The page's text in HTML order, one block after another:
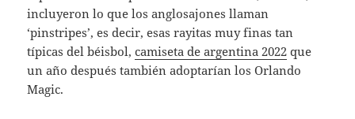
incluyeron lo que los anglosajones llaman
‘pinstripes’, es decir, esas rayitas muy finas tan
típicas del béisbol,camiseta de argentina 2022 que
un año después también adoptarían los Orlando
Magic.